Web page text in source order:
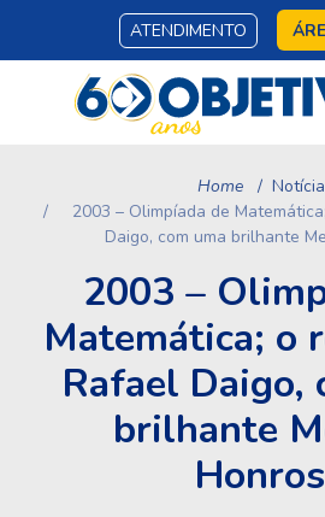
ATENDIMENTO
Home
2003 – Olimpíada de
Daigo, com uma brilhante
2003 –
Matemática; o
Rafael Daigo,
brilhante